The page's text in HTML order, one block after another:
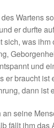
Juni 2023
2022
Wartens
er durfte
sich, was ihm
und
er braucht ist
dann ist
seine
fällt ihm